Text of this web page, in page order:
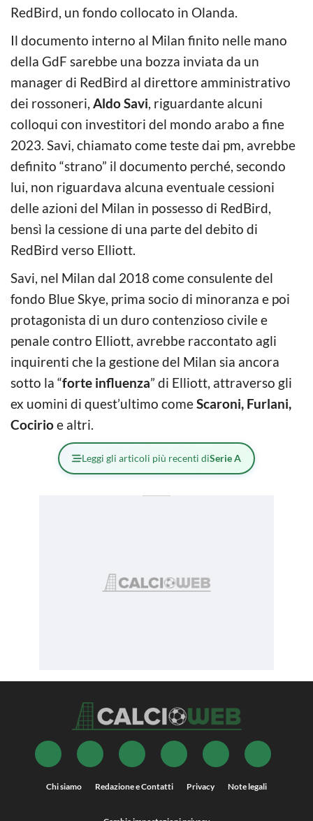
RedBird, un fondo collocato in Olanda.
Il documento interno al Milan finito nelle mano
della GdF sarebbe una bozza inviata da un
manager di RedBird al direttore amministrativo
dei rossoneri, Aldo Savi, riguardante alcuni
colloqui con investitori del mondo arabo a fine
2023. Savi, chiamato come teste dai pm, avrebbe
definito “strano” il documento perché, secondo
lui, non riguardava alcuna eventuale cessioni
delle azioni del Milan in possesso di RedBird,
bensì la cessione di una parte del debito di
RedBird verso Elliott.
Savi, nel Milan dal 2018 come consulente del
fondo Blue Skye, prima socio di minoranza e poi
protagonista di un duro contenzioso civile e
penale contro Elliott, avrebbe raccontato agli
inquirenti che la gestione del Milan sia ancora
sotto la “forte influenza” di Elliott, attraverso gli
ex uomini di quest’ultimo comeScaroni, Furlani,
Cocirioe altri.
Leggi gli articoli più recenti diSerie A
Chi siamo Redazione e Contatti Privacy Note legali